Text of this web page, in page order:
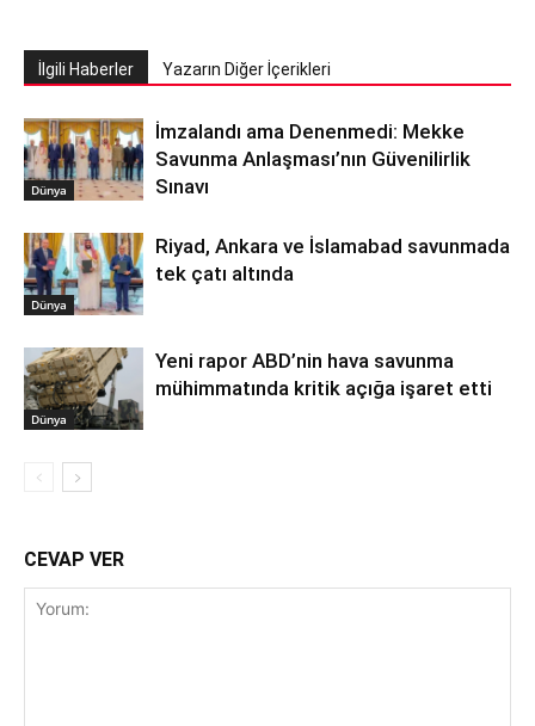
İlgili Haberler Yazarın Diğer İçerikleri
Dünya
İmzalandı ama Denenmedi: Mekke
Savunma Anlaşması’nın Güvenilirlik
Sınavı
Dünya
Riyad, Ankara ve İslamabad savunmada
tek çatı altında
Dünya
Yeni rapor ABD’nin hava savunma
mühimmatında kritik açığa işaret etti
CEVAP VER